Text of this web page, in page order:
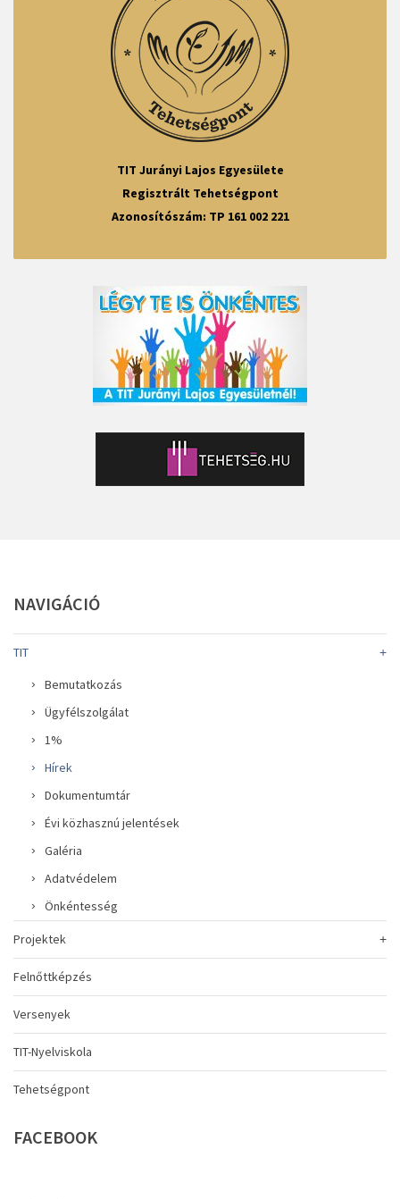
TIT Jurányi Lajos Egyesülete
Regisztrált Tehetségpont
Azonosítószám: TP 161 002 221
NAVIGÁCIÓ
TIT
Bemutatkozás
Ügyfélszolgálat
1%
Hírek
Dokumentumtár
Évi közhasznú jelentések
Galéria
Adatvédelem
Önkéntesség
Projektek
Felnőttképzés
Versenyek
TIT-Nyelviskola
Tehetségpont
FACEBOOK